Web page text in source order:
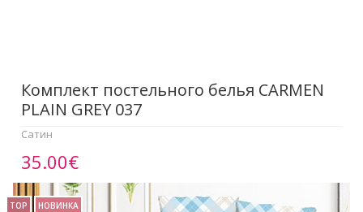
Комплект постельного белья CARMEN
PLAIN GREY 037
Сатин
35.00€
TOP НОВИНКА